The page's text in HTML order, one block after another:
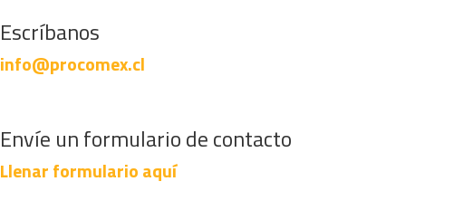
Escríbanos
info@procomex.cl
Envíe un formulario de contacto
Llenar formulario aquí